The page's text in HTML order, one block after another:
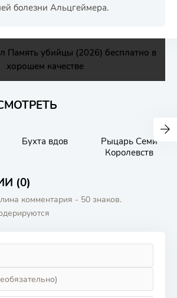
болезни Альцгеймера.
Память убийцы (2026) бесплатно в
хорошем качестве
Бухта вдов
Рыцарь Семи
Королевств
(0)
комментария - 50 знаков.